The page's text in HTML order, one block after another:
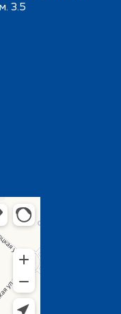
3.5